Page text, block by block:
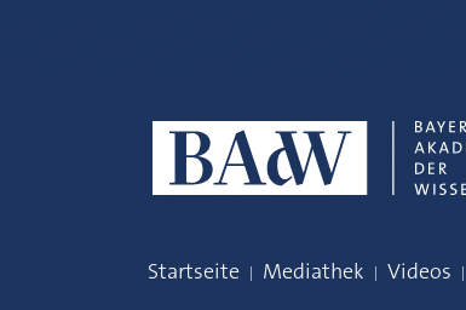
Startseite Mediathek Videos